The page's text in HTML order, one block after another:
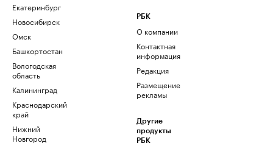
Екатеринбург
Новосибирск
Омск
Башкортостан
Вологодская
область
Калининград
Краснодарский
край
Нижний
Новгород
РБК
О компании
Контактная
информация
Редакция
Размещение
рекламы
Другие
продукты
РБК